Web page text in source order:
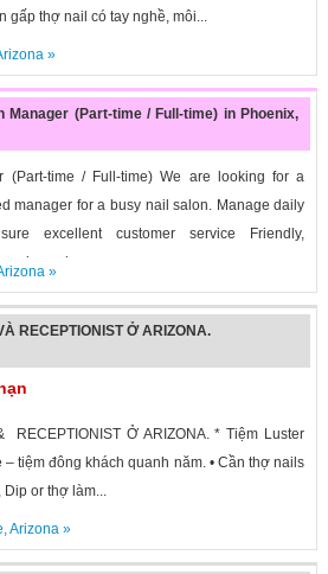
gấp thợ nail có tay nghề, môi...
»
Manager (Part-time / Full-time) in Phoenix,
(Part-time / Full-time) We are looking for a
manager for a busy nail salon. Manage daily
excellent customer service Friendly,
in...
»
RECEPTIONIST Ở ARIZONA.
RECEPTIONIST Ở ARIZONA. * Tiệm Luster
tiệm đông khách quanh năm. • Cần thợ nails
Dip or thợ làm...
,Arizona»